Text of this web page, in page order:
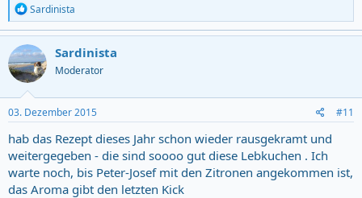
R
e
a
c
t
i
o
n
s
:
Sardinista
Sardinista
Moderator
03. Dezember 2015 #11
hab das Rezept dieses Jahr schon wieder rausgekramt und
weitergegeben - die sind soooo gut diese Lebkuchen . Ich
warte noch, bis Peter-Josef mit den Zitronen angekommen ist,
das Aroma gibt den letzten Kick